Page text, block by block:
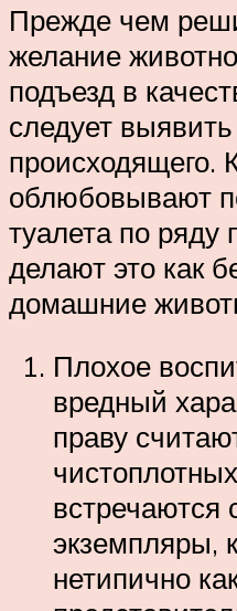
Прежде чем
желание
подъезд в
следует
происходящего.
облюбовывают
туалета по ряду
делают это как
домашние
Плохое
вредный
праву
встречаются
экземпляры,
нетипично